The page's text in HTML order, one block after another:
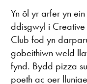
Yn ôl yr arfer yn
ddisgwyl i
Club fod yn
gobeithiwn weld
fynd. Bydd pizza
poeth ac oer